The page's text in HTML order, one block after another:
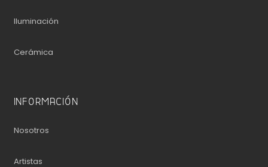
Iluminación
Cerámica
INFORMACIÓN
Nosotros
Artistas